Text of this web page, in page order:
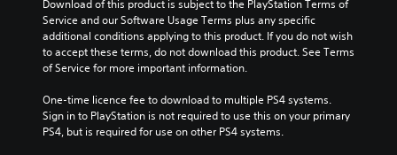
Download of this product is subject to the PlayStation Terms of
Service and our Software Usage Terms plus any specific
additional conditions applying to this product. If you do not wish
to accept these terms, do not download this product. See Terms
of Service for more important information.
One-time licence fee to download to multiple PS4 systems.
Sign in to PlayStation is not required to use this on your primary
PS4, but is required for use on other PS4 systems.